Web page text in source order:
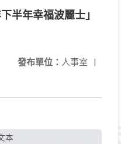
半年幸福波麗士」
發布單位： 人事室 |